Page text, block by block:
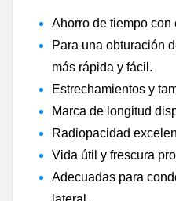
Ahorro de tiempo con
Para una obturación
más rápida y fácil.
Estrechamientos y
Marca de longitud
Radiopacidad
Vida útil y frescura
Adecuadas para